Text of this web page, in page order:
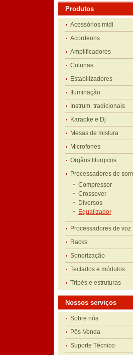
Produtos
Acessórios midi
Acordeons
Amplificadores
Colunas
Estabilizadores
Iluminação
Instrum. tradicionais
Karaoke e Dj
Mesas de mistura
Microfones
Orgãos liturgicos
Processadores de som
Compressor
Crossover
Diversos
Equalizador
Processadores de voz
Racks
Sonorização
Teclados e módulos
Tripés e estruturas
Nossos serviços
Sobre nós
Pôs-Venda
Suporte Técnico